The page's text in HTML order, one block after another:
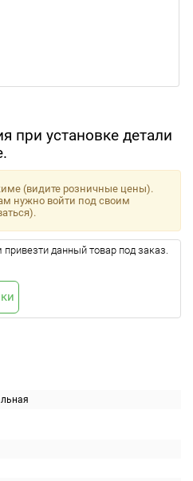
при установке детали
(видите розничные цены).
нужно войти под своим
данный товар под заказ.